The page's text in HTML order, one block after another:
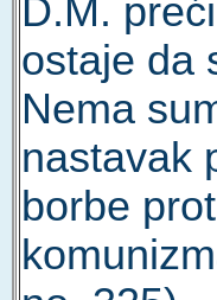
D.M.
ostaje da
Nema
nastavak
borbe